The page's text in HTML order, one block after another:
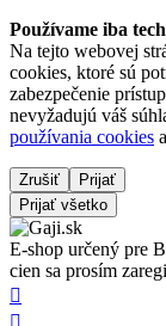
Používame iba
Na tejto webovej
cookies, ktoré sú
zabezpečenie
nevyžadujú váš
používania cookies
Zrušiť
Prijať
Prijať všetko
E-shop určený pre
cien sa prosím

